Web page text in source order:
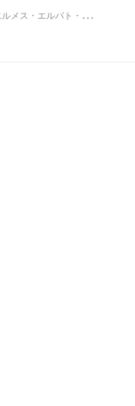
エ
ルメス・エルパト・ロレックス